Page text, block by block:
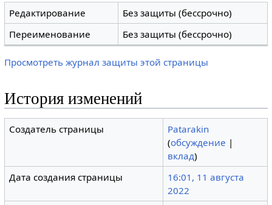
Редактирование
Без защиты (бессрочно)
Переименование
Без защиты (бессрочно)
Просмотреть журнал защиты этой страницы
История изменений
Создатель страницы
Patarakin
(обсуждение |
вклад)
Дата создания страницы
16:01, 11 августа
2022